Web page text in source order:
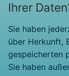
Ihrer
Sie haben
über Herkunft,
gespeicherten
Sie haben